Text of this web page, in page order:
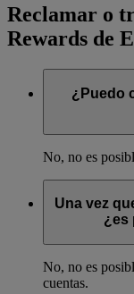
Reclamar o
Rewards de
¿Puedo
No, no es
Una vez
¿es
No, no es
cuentas.